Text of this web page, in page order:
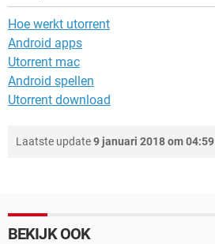
Hoe werkt utorrent
Android apps
Utorrent mac
Android spellen
Utorrent download
Laatste update9 januari 2018 om 04:59
BEKIJK OOK